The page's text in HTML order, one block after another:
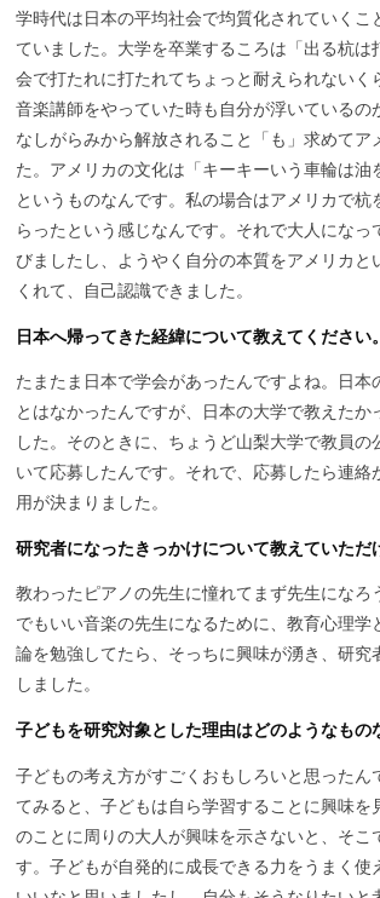
学時代は日本の平均社会で均質化されていくこ
ていました。大学を卒業するころは「出る杭は
会で打たれに打たれてちょっと耐えられないく
音楽講師をやっていた時も自分が浮いているの
なしがらみから解放されること「も」求めてア
た。アメリカの文化は「キーキーいう車輪は油
というものなんです。私の場合はアメリカで杭
らったという感じなんです。それで大人になっ
びましたし、ようやく自分の本質をアメリカと
くれて、自己認識できました。
日本へ帰ってきた経緯について教えてください。
たまたま日本で学会があったんですよね。日本
とはなかったんですが、日本の大学で教えたか
した。そのときに、ちょうど山梨大学で教員の
いて応募したんです。それで、応募したら連絡
用が決まりました。
研究者になったきっかけについて教えていただ
教わったピアノの先生に憧れてまず先生になろ
でもいい音楽の先生になるために、教育心理学
論を勉強してたら、そっちに興味が湧き、研究
しました。
子どもを研究対象とした理由はどのようなもの
子どもの考え方がすごくおもしろいと思ったん
てみると、子どもは自ら学習することに興味を
のことに周りの大人が興味を示さないと、そこ
す。子どもが自発的に成長できる力をうまく使